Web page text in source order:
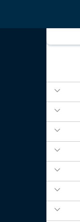
expand_more
expand_more
expand_more
expand_more
expand_more
expand_more
expand_more